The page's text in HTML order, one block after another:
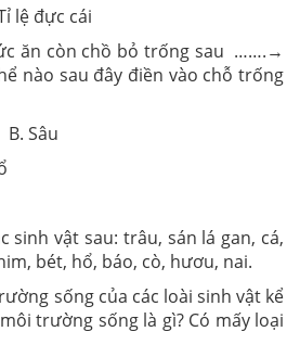
lệ đực cái
ăn còn chồ bỏ trống sau …….→
nào sau đây điền vào chỗ trống
B. Sâu
sinh vật sau: trâu, sán lá gan, cá,
bét, hổ, báo, cò, hươu, nai.
sống của các loài sinh vật kể
trường sống là gì? Có mấy loại